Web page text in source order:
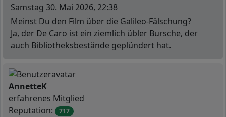
Beitrag
Samstag 30. Mai 2026, 22:38
Meinst Du den Film über die Galileo-Fälschung?
Ja, der De Caro ist ein ziemlich übler Bursche, der
auch Bibliotheksbestände geplündert hat.
AnnetteKOffline
erfahrenes Mitglied
Reputation:
717